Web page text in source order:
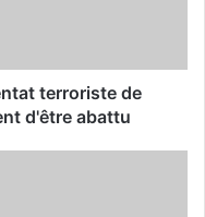
terroriste de
d'être abattu